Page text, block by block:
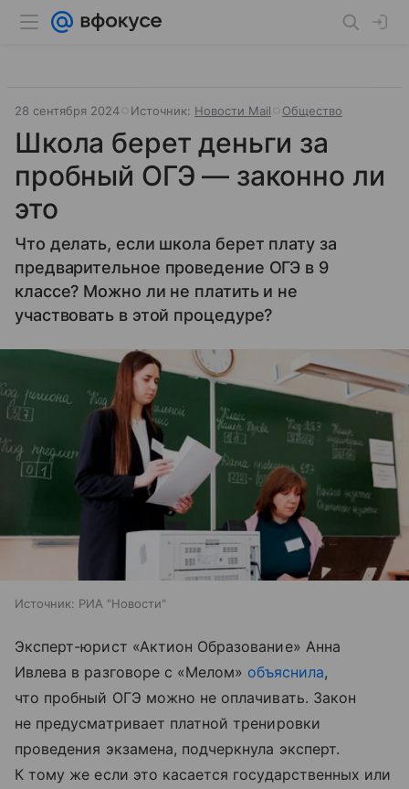
28 сентября 2024 Источник: Новости Mail Общество
Школа берет деньги за
пробный ОГЭ — законно ли
это
Что делать, если школа берет плату за
предварительное проведение ОГЭ в 9
классе? Можно ли не платить и не
участвовать в этой процедуре?
Источник: РИА "Новости"
Эксперт-юрист «Актион Образование» Анна
Ивлева в разговоре с «Мелом» объяснила,
что пробный ОГЭ можно не оплачивать. Закон
не предусматривает платной тренировки
проведения экзамена, подчеркнула эксперт.
К тому же если это касается государственных или